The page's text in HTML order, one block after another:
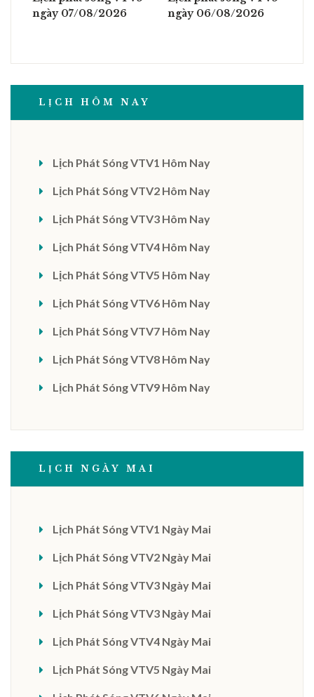
ngày 07/08/2026
ngày 06/08/2026
LỊCH HÔM NAY
Lịch Phát Sóng VTV1 Hôm Nay
Lịch Phát Sóng VTV2 Hôm Nay
Lịch Phát Sóng VTV3 Hôm Nay
Lịch Phát Sóng VTV4 Hôm Nay
Lịch Phát Sóng VTV5 Hôm Nay
Lịch Phát Sóng VTV6 Hôm Nay
Lịch Phát Sóng VTV7 Hôm Nay
Lịch Phát Sóng VTV8 Hôm Nay
Lịch Phát Sóng VTV9 Hôm Nay
LỊCH NGÀY MAI
Lịch Phát Sóng VTV1 Ngày Mai
Lịch Phát Sóng VTV2 Ngày Mai
Lịch Phát Sóng VTV3 Ngày Mai
Lịch Phát Sóng VTV3 Ngày Mai
Lịch Phát Sóng VTV4 Ngày Mai
Lịch Phát Sóng VTV5 Ngày Mai